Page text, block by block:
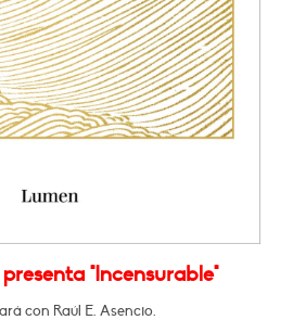
"Incensurable"
con Raúl E. Asencio.